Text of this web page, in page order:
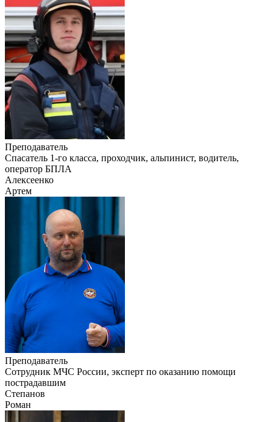
Преподаватель
Cпасатель 1-го класса, проходчик, альпинист, водитель,
оператор БПЛА
Алексеенко
Артем
Преподаватель
Сотрудник МЧС России, эксперт по оказанию помощи
пострадавшим
Степанов
Роман